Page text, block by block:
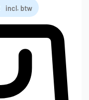
incl. btw